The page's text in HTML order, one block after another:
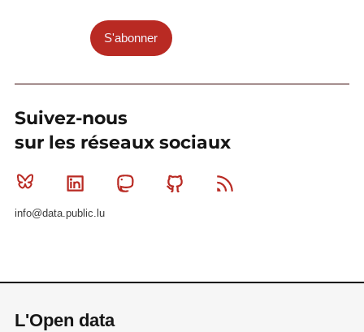
S'abonner
Suivez-nous
sur les réseaux sociaux
Bluesky Linkedin MastodonGithub
info@data.public.lu
L'Open data